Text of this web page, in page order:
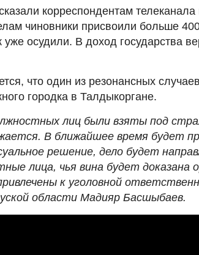
корреспондентам
чиновники присвоили больше
уже осудили. В доход государства
что один из резонансных
городка в Талдыкоргане.
лиц были взяты под
В ближайшее время будет
решение, дело будет
лица, чья вина будет доказана
к уголовной
области Мадияр Басшыбаев.